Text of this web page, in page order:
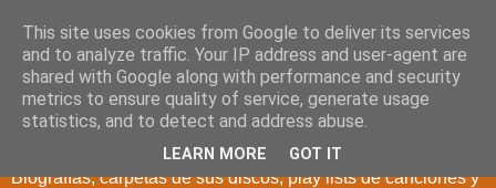
DISCOS PARA EL
RECUERDO
CANTANTES Y GRUPOS DE LOS AÑOS 1950 a 2022.
Biografías, carpetas de sus discos, play lists de canciones y
This site uses cookies from Google to deliver its services
and to analyze traffic. Your IP address and user-agent are
shared with Google along with performance and security
metrics to ensure quality of service, generate usage
statistics, and to detect and address abuse.
LEARN MORE GOT IT